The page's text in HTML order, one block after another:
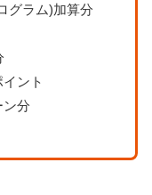
グラム)加算分
ント
分